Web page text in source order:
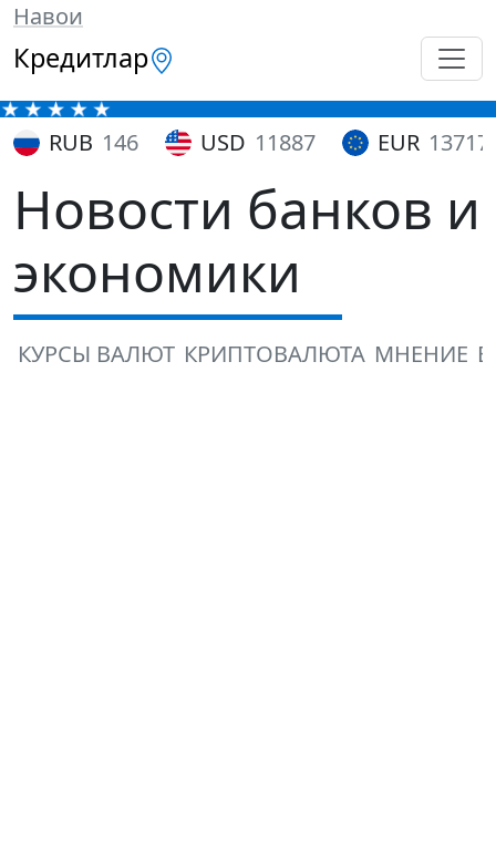
Навои
Кредитлар
RUB 146 USD 11887 EUR 13717
Новости банков и
экономики
КУРСЫ ВАЛЮТ КРИПТОВАЛЮТА МНЕНИЕ